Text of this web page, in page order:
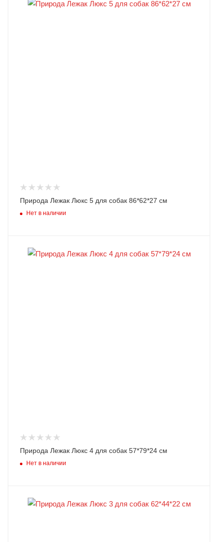
Природа Лежак Люкс 5 для собак 86*62*27 см
Нет в наличии
Природа Лежак Люкс 4 для собак 57*79*24 см
Нет в наличии